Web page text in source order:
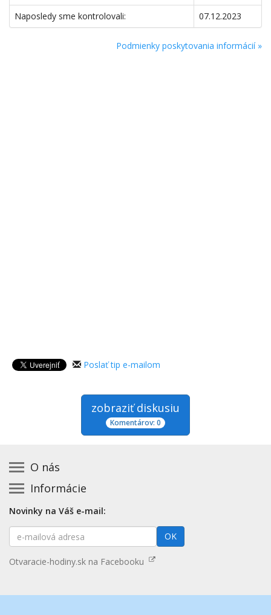
Naposledy sme kontrolovali:
07.12.2023
Podmienky poskytovania informácií »
Poslať tip e-mailom
zobraziť diskusiu
Komentárov: 0
O nás
Kontakt na prevádzkovateľa
Zásady používania cookies
Prehlásenie o prístupnosti
Mapa stránok
Informácie
Základná registrácia otváracích hodín zadarmo
Platené služby
Nenašli ste otváracie hodiny? Pošlite nám tip
Aktualizácia otváracích hodín
Novinky na Váš e-mail:
E-
mailová
OK
Otvaracie-hodiny.sk na Facebooku